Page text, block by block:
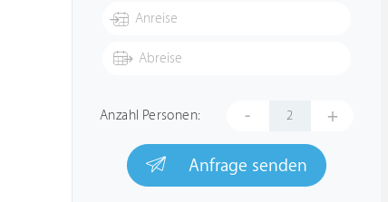
Anzahl Personen: - +
Anfrage senden